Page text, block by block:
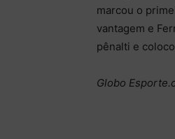
marcou o
vantagem e
pênalti e
Globo